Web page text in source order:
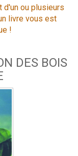
d'un ou plusieurs
livre vous est
!
DES BOIS